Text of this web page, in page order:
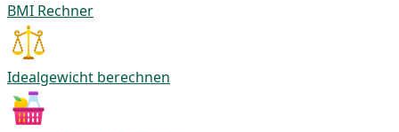
BMI Rechner
Idealgewicht berechnen